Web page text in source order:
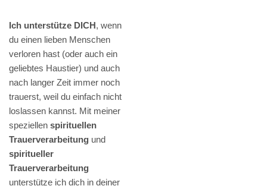
Ich unterstütze DICH, wenn
du einen lieben Menschen
verloren hast (oder auch ein
geliebtes Haustier) und auch
nach langer Zeit immer noch
trauerst, weil du einfach nicht
loslassen kannst. Mit meiner
speziellen spirituellen
Trauerverarbeitung und
spiritueller
Trauerverarbeitung
unterstütze ich dich in deiner